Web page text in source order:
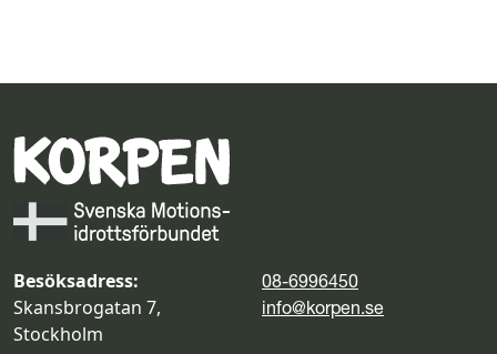
Besöksadress:
Skansbrogatan 7,
Stockholm
08-6996450
info@korpen.se